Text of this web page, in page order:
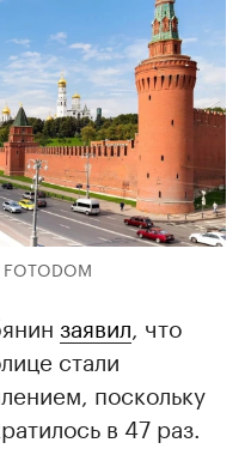
заявил, что
стали
поскольку
в 47 раз.